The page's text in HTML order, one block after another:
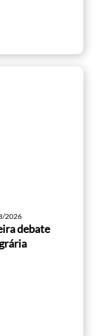
2026
debate